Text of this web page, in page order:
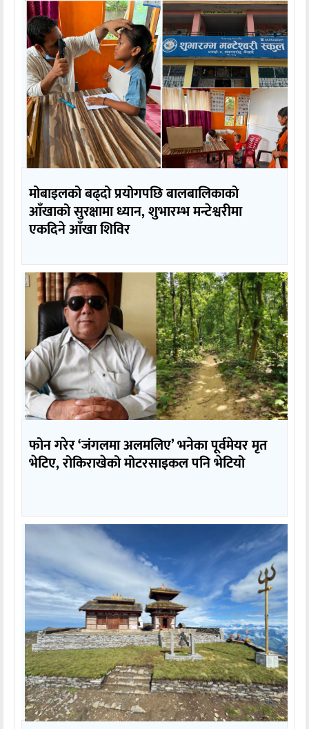
मोबाइलको बढ्दो प्रयोगपछि बालबालिकाको
आँखाको सुरक्षामा ध्यान, शुभारम्भ मन्टेश्वरीमा
एकदिने आँखा शिविर
फोन गरेर ‘जंगलमा अलमलिए’ भनेका पूर्वमेयर मृत
भेटिए, रोकिराखेको मोटरसाइकल पनि भेटियो